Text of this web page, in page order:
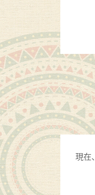
現在